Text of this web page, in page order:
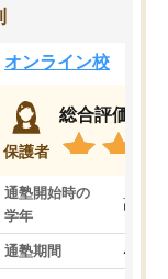
オンライン校
保護者
総合評価
通塾開始時の
学年
高3
通塾期間 4ヵ月